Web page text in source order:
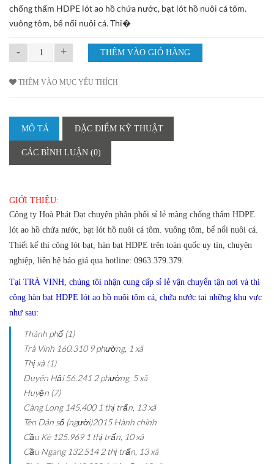
chống thấm HDPE lót ao hồ chứa nước, bạt lót hồ nuôi cá tôm.
vuông tôm, bể nổi nuôi cá. Thi�
- +
THÊM VÀO MỤC YÊU THÍCH
MÔ TẢ ĐẶC ĐIỂM KỸ THUẬT
CÁC BÌNH LUẬN (0)
GIỚI THIỆU:
Công ty Hoà Phát Đạt chuyên phân phối sỉ lẻ màng chống thấm HDPE
lót ao hồ chứa nước, bạt lót hồ nuôi cá tôm. vuông tôm, bể nổi nuôi cá.
Thiết kế thi công lót bạt, hàn bạt HDPE trên toàn quốc uy tín, chuyên
nghiệp, liên hệ báo giá qua hotline: 0963.379.379.
Tại TRÀ VINH, chúng tôi nhận cung cấp sỉ lẻ vận chuyển tận nơi và thi
công hàn bạt HDPE lót ao hồ nuôi tôm cá, chứa nước tại những khu vực
như sau:
Thành phố (1)
Trà Vinh 160.310 9 phường, 1 xã
Thị xã (1)
Duyên Hải 56.241 2 phường, 5 xã
Huyện (7)
Càng Long 145.400 1 thị trấn, 13 xã
Tên Dân số (người)2015 Hành chính
Cầu Kè 125.969 1 thị trấn, 10 xã
Cầu Ngang 132.514 2 thị trấn, 13 xã